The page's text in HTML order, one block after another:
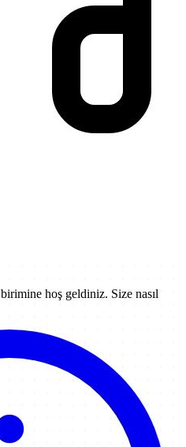
birimine hoş geldiniz. Size nasıl